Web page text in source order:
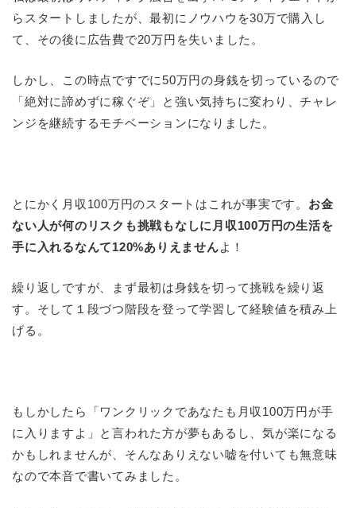
らスタートしましたが、最初にノウハウを30万で購入し
て、その後に広告費で20万円を失いました。
しかし、この時点ですでに50万円の身銭を切っているので
「絶対に諦めずに稼ぐぞ」と強い気持ちに変わり、チャレ
ンジを継続するモチベーションになりました。
とにかく月収100万円のスタートはこれが事実です。 お金
ない人が何のリスクも挑戦もなしに月収100万円の生活を
手に入れるなんて120%ありえませんよ！
繰り返しですが、まず最初は身銭を切って挑戦を繰り返
す。そして１段づつ階段を登って学習して経験値を積み上
げる。
もしかしたら「ワンクリックであなたも月収100万円が手
に入りますよ」と言われた方が夢もあるし、気が楽になる
かもしれませんが、そんなありえない嘘を付いても無意味
なので本音で書いてみました。